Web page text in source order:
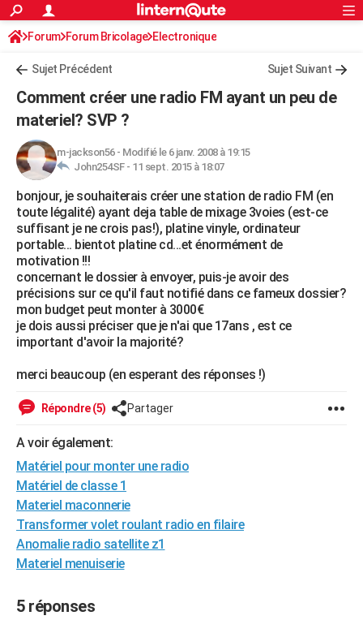
ACTUALITÉS
Politique
Société
Faits Divers
Education
Monde
Villes
+
Programme TV
Streaming
Cinéma
Sorties cinéma
Musique
FINANCE
Retraite
Impôts
Epargne
Immobilier
Risques naturels par ville
Banque
Assurance
Crédit
AUTO
Essais
Réserver un essai
Citadines
Berlines
SUV
Forum auto
HIGH-TECH
Mobiles
Meilleur smartphone
Internet
Ordinateurs
Jeux vidéo
Guide high-tech
+BRICOLAGE
Forum
Aménagement intérieur
Extérieur
Cuisine
Salle de bains
Jardinage
Rangement
WEEK-END
Guides de France
Escapades
Patrimoine
Expositions
Musées
Week-end nature
+LIFESTYLE
Art de vivre
Bien-être
Loisirs
Mode
Modes de vie
SANTE
Alimentation
Guide de la santé
Maladies
Médicaments
Sommeil
VOYAGE
Destinations
City break
Voyage nature
Voyage de noces
Forum
Climat
+
GUIDES D'ACHAT
BONS PLANS
CARTE DE VOEUX
Carte de Noël
Carte Bonne année
Carte Saint-Valentin
Carte Pâques
Carte d'anniversaire
DICTIONNAIRE
Dictionnaire
Biographies
Citations
Expressions
Proverbes
PROGRAMME TV
S'inscrire
Se connecter
Lycées
Collèges
Primaires
Universités
Entreprises
Service militaire
Avis de recherche
AVIS DE DÉCÈS
S'inscrire
Connexion
Forum Forum Bricolage Electronique
Sujet Précédent Sujet Suivant
Comment créer une radio FM ayant un peu de
materiel? SVP ?
m-jackson56- Modifié le 6 janv. 2008 à 19:15
John254SF - 11 sept. 2015 à 18:07
bonjour, je souhaiterais créer une station de radio FM (en
toute légalité) ayant deja table de mixage 3voies (est-ce
suffisant je ne crois pas!), platine vinyle, ordinateur
portable... bientot platine cd...et énormément de
motivation !!!
concernant le dossier à envoyer, puis-je avoir des
précisions sur ce qu'il faut notifié dans ce fameux dossier?
mon budget peut monter à 3000€
je dois aussi préciser que je n'ai que 17ans , est ce
important d'avoir la majorité?
merci beaucoup (en esperant des réponses !)
Répondre (5) Partager
A voir également:
Matériel pour monter une radio
Matériel de classe 1
Materiel maconnerie
Transformer volet roulant radio en filaire
Anomalie radio satellite z1
Materiel menuiserie
5 réponses